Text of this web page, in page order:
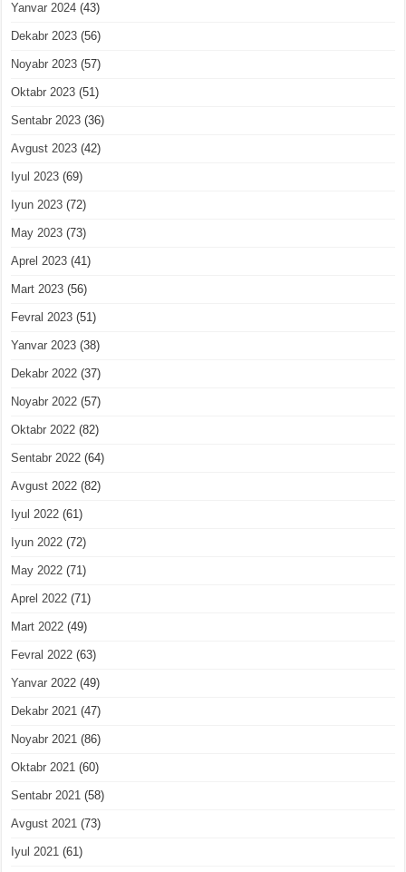
Yanvar 2024 (43)
Dekabr 2023 (56)
Noyabr 2023 (57)
Oktabr 2023 (51)
Sentabr 2023 (36)
Avgust 2023 (42)
Iyul 2023 (69)
Iyun 2023 (72)
May 2023 (73)
Aprel 2023 (41)
Mart 2023 (56)
Fevral 2023 (51)
Yanvar 2023 (38)
Dekabr 2022 (37)
Noyabr 2022 (57)
Oktabr 2022 (82)
Sentabr 2022 (64)
Avgust 2022 (82)
Iyul 2022 (61)
Iyun 2022 (72)
May 2022 (71)
Aprel 2022 (71)
Mart 2022 (49)
Fevral 2022 (63)
Yanvar 2022 (49)
Dekabr 2021 (47)
Noyabr 2021 (86)
Oktabr 2021 (60)
Sentabr 2021 (58)
Avgust 2021 (73)
Iyul 2021 (61)